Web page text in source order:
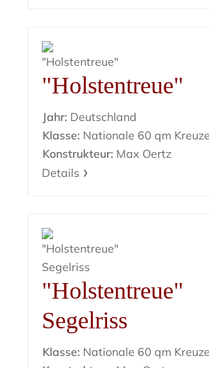
"Holstentreue"
Jahr: Deutschland
Klasse: Nationale 60 qm
Konstrukteur: Max Oertz
Details
"Holstentreue"
Segelriss
Klasse: Nationale 60 qm